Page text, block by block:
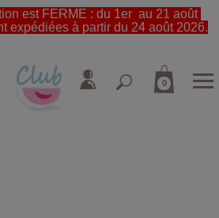
est FERME : du 1er au 21 août
expédiées à partir du 24 août 2026.
0